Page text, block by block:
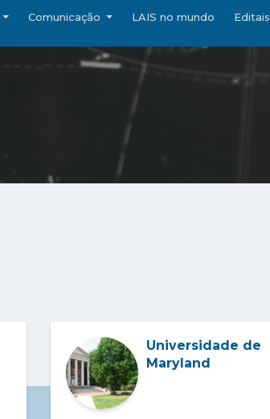
Comunicação LAIS no mundo Editais
Universidade de
Maryland